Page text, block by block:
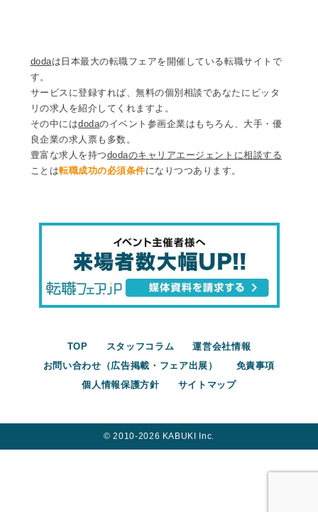
dodaは日本最大の転職フェアを開催している転職サイトで
す。
サービスに登録すれば、無料の個別相談であなたにピッタ
リの求人を紹介してくれますよ。
その中にはdodaのイベント参画企業はもちろん、大手・優
良企業の求人票も多数。
豊富な求人を持つdodaのキャリアエージェントに相談する
ことは転職成功の必須条件になりつつあります。
TOP スタッフコラム
運営会社情報
お問い合わせ（広告掲載・フェア出展）
免責事項
個人情報保護方針
サイトマップ
©︎ 2010-2026 KABUKI Inc.